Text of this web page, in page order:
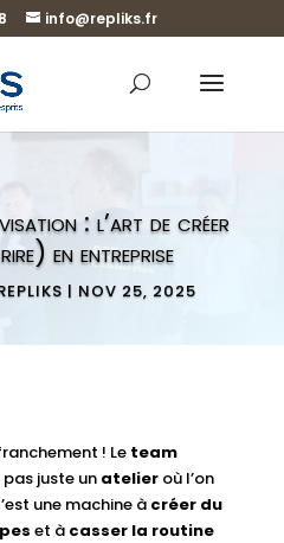
info@repliks.fr
: l’art de créer
en entreprise
| NOV 25, 2025
! Le team
pas juste un atelieroù l’on
une machine à créer du
et à casser la routine